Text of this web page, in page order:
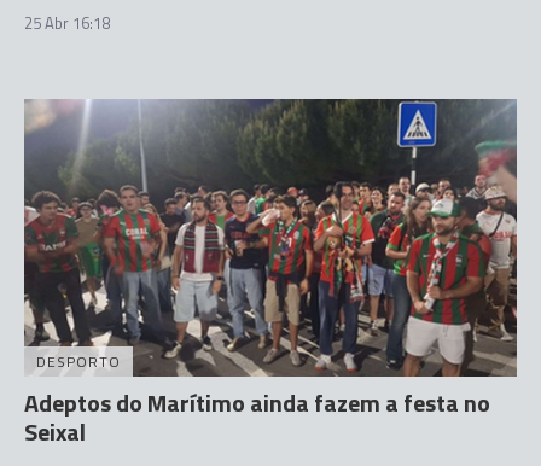
25 Abr 16:18
DESPORTO
Adeptos do Marítimo ainda fazem a festa no
Seixal